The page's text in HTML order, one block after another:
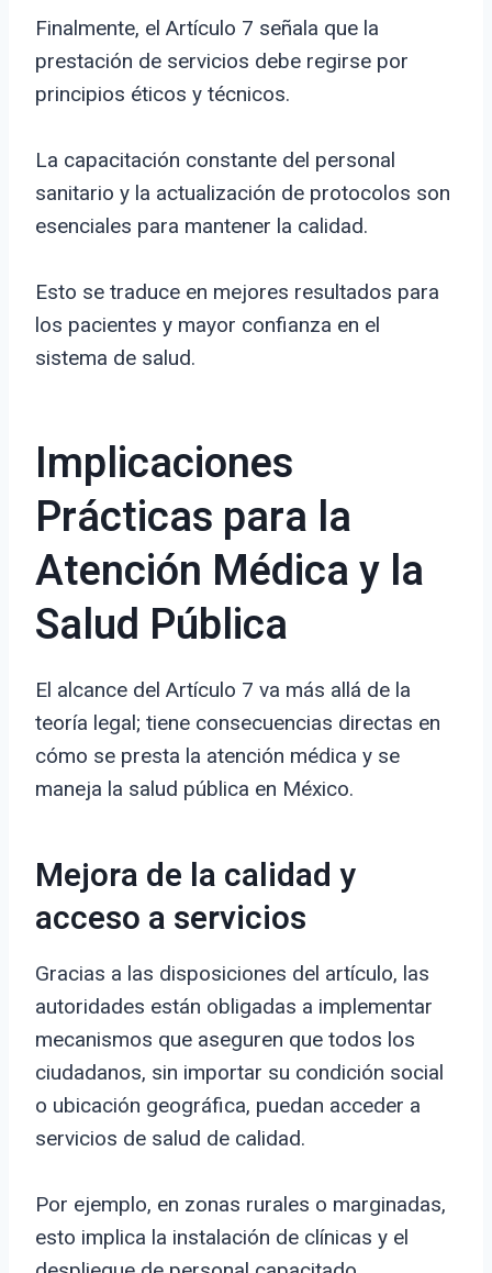
Finalmente, el Artículo 7 señala que la
prestación de servicios debe regirse por
principios éticos y técnicos.
La capacitación constante del personal
sanitario y la actualización de protocolos son
esenciales para mantener la calidad.
Esto se traduce en mejores resultados para
los pacientes y mayor confianza en el
sistema de salud.
Implicaciones
Prácticas para la
Atención Médica y la
Salud Pública
El alcance del Artículo 7 va más allá de la
teoría legal; tiene consecuencias directas en
cómo se presta la atención médica y se
maneja la salud pública en México.
Mejora de la calidad y
acceso a servicios
Gracias a las disposiciones del artículo, las
autoridades están obligadas a implementar
mecanismos que aseguren que todos los
ciudadanos, sin importar su condición social
o ubicación geográfica, puedan acceder a
servicios de salud de calidad.
Por ejemplo, en zonas rurales o marginadas,
esto implica la instalación de clínicas y el